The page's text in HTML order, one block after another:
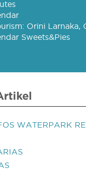
Orini Larnaka,
Sweets&Pies
WATERPARK